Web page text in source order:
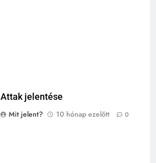
Attak jelentése
Mit jelent?
10 hónap ezelőtt 0